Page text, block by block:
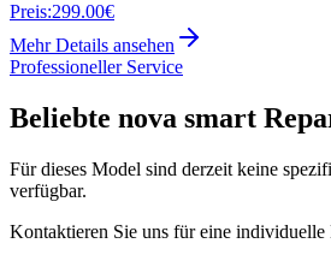
Preis:299.00€
Mehr Details ansehen
Professioneller Service
Beliebte nova smart
Für dieses Model sind derzeit keine
verfügbar.
Kontaktieren Sie uns für eine individuelle